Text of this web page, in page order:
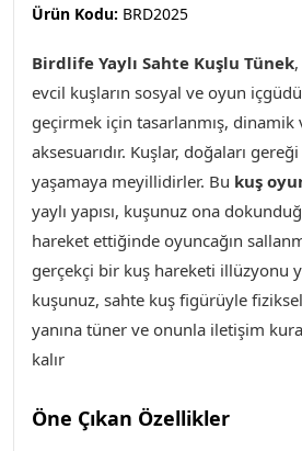
Ürün Kodu: BRD2025
Birdlife Yaylı Sahte Kuşlu Tünek
evcil kuşların sosyal ve oyun
geçirmek için tasarlanmış, dinamik
aksesuarıdır. Kuşlar, doğaları
yaşamaya meyillidirler. Bu kuş
yaylı yapısı, kuşunuz ona
hareket ettiğinde oyuncağın
gerçekçi bir kuş hareketi illüzyonu
kuşunuz, sahte kuş figürüyle
yanına tüner ve onunla iletişim
kalır
Öne Çıkan Özellikler